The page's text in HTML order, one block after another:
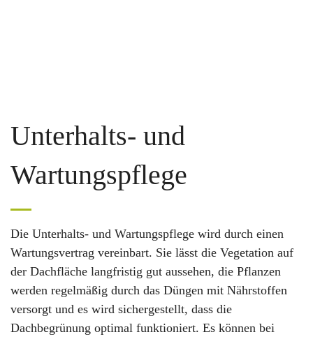
Unterhalts- und
Wartungspflege
Die Unterhalts- und Wartungspflege wird durch einen
Wartungsvertrag vereinbart. Sie lässt die Vegetation auf
der Dachfläche langfristig gut aussehen, die Pflanzen
werden regelmäßig durch das Düngen mit Nährstoffen
versorgt und es wird sichergestellt, dass die
Dachbegrünung optimal funktioniert. Es können bei